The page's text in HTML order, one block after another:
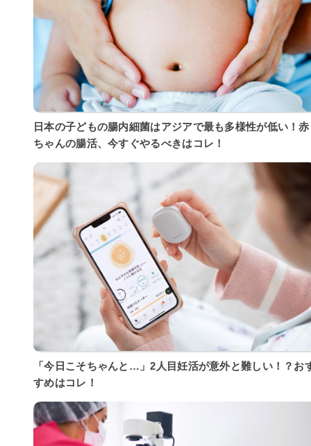
日本の子どもの腸内細菌はアジアで最も多様性が低い！赤
ちゃんの腸活、今すぐやるべきはコレ！
「今日こそちゃんと…」2人目妊活が意外と難しい！？お
すめはコレ！